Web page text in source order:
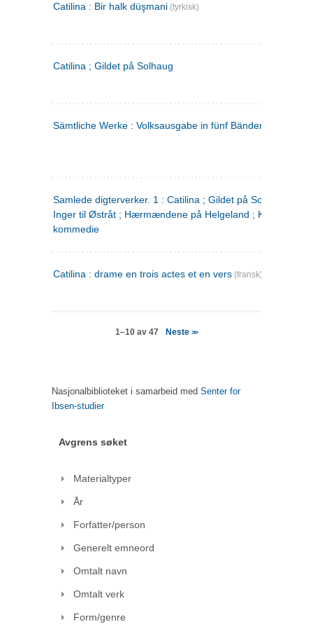
Catilina : Bir halk düşmani (tyrkisk)
Catilina ; Gildet på Solhaug
Sämtliche Werke : Volksausgabe in fünf Bänden
Samlede digterverker. 1 : Catilina ; Gildet på Solhaug ; Fru
Inger til Østråt ; Hærmændene på Helgeland ;
kommedie
Catilina : drame en trois actes et en vers (fransk)
1–10 av 47 Neste>>
Nasjonalbiblioteket i samarbeid med Senter for
Ibsen-studier
Avgrens søket
Materialtyper
År
Forfatter/person
Generelt emneord
Omtalt navn
Omtalt verk
Form/genre